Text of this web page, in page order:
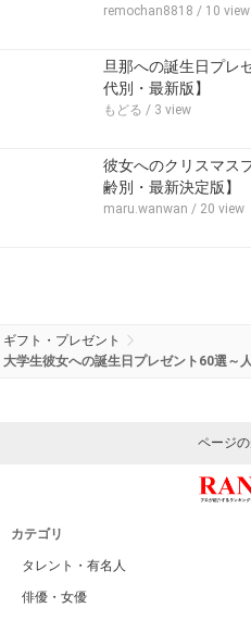
remochan8818 / 10 view
旦那への誕生日プレ
代別・最新版】
もどる / 3 view
彼女へのクリスマス
齢別・最新決定版】
maru.wanwan / 20 view
ギフト・プレゼント
大学生彼女への誕生日プレゼント60選～
ページ
カテゴリ
タレント・有名人
俳優・女優